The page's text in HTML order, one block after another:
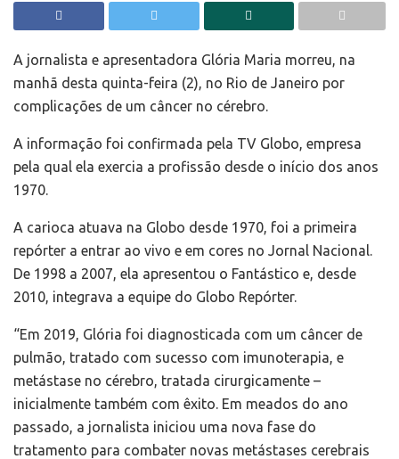
A jornalista e apresentadora Glória Maria morreu, na
manhã desta quinta-feira (2), no Rio de Janeiro por
complicações de um câncer no cérebro.
A informação foi confirmada pela TV Globo, empresa
pela qual ela exercia a profissão desde o início dos anos
1970.
A carioca atuava na Globo desde 1970, foi a primeira
repórter a entrar ao vivo e em cores no Jornal Nacional.
De 1998 a 2007, ela apresentou o Fantástico e, desde
2010, integrava a equipe do Globo Repórter.
“Em 2019, Glória foi diagnosticada com um câncer de
pulmão, tratado com sucesso com imunoterapia, e
metástase no cérebro, tratada cirurgicamente –
inicialmente também com êxito. Em meados do ano
passado, a jornalista iniciou uma nova fase do
tratamento para combater novas metástases cerebrais